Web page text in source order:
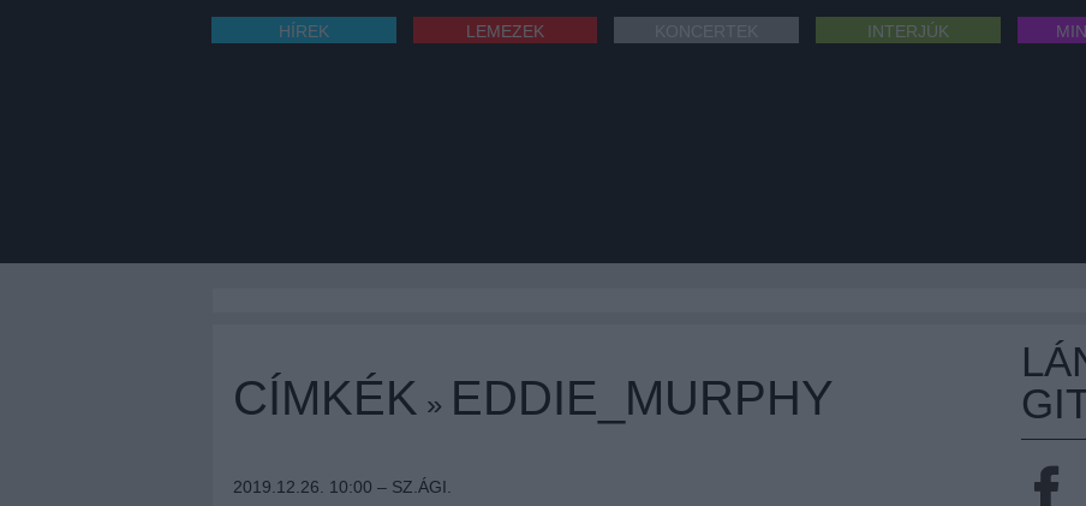
HÍREK LEMEZEK INTERJÚK
CÍMKÉK » EDDIE_MURPHY
2019.12.26. 10:00 – SZ.ÁGI.